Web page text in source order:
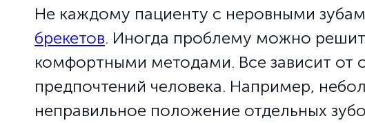
Не каждому пациенту с неровными
брекетов. Иногда проблему можно
комфортными методами. Все зависит от
предпочтений человека. Например,
неправильное положение отдельных